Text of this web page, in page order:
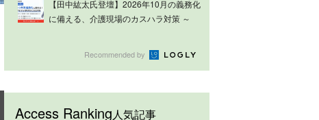
【田中紘太氏登壇】2026年10月の義務化
に備える、介護現場のカスハラ対策 ～
Recommended by
Access Ranking人気記事